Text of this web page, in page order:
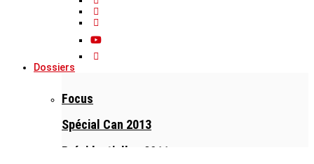
Dossiers
Focus
Spécial Can 2013
Présidentielles 2011